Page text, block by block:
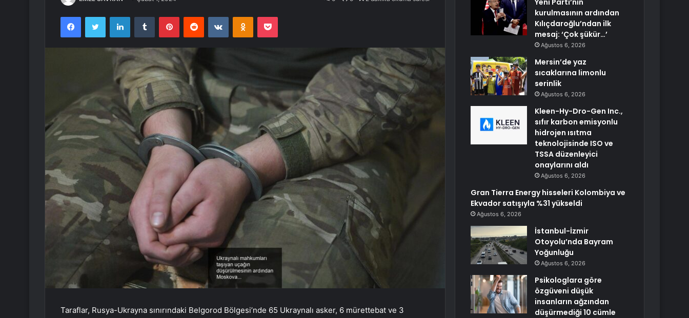
FacebookTwitter LinkedInTumblr PinterestReddit VKontakteOdnoklassniki
Pocket
Taraflar, Rusya-Ukrayna sınırındaki Belgorod Bölgesi’nde 65 Ukraynalı asker, 6 mürettebat ve 3
Yeni Parti’nin
kurulmasının ardından
Kılıçdaroğlu’ndan ilk
mesaj: ‘Çok şükür…’
Ağustos 6, 2026
Mersin’de yaz
sıcaklarına limonlu
serinlik
Ağustos 6, 2026
Kleen-Hy-Dro-Gen Inc.,
sıfır karbon emisyonlu
hidrojen ısıtma
teknolojisinde ISO ve
TSSA düzenleyici
onaylarını aldı
Ağustos 6, 2026
Gran Tierra Energy hisseleri Kolombiya ve
Ekvador satışıyla %31 yükseldi
Ağustos 6, 2026
İstanbul-İzmir
Otoyolu’nda Bayram
Yoğunluğu
Ağustos 6, 2026
Psikologlara göre
özgüveni düşük
insanların ağzından
düşürmediği 10 cümle